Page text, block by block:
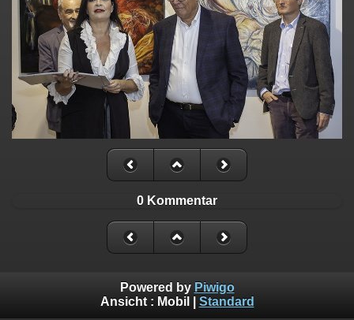
0 Kommentar
Powered by Piwigo
Ansicht : Mobil Standard